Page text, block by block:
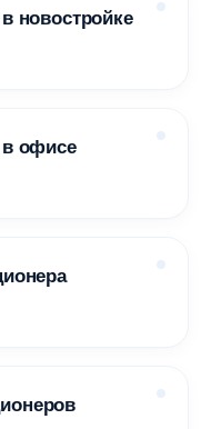
новостройке
в офисе